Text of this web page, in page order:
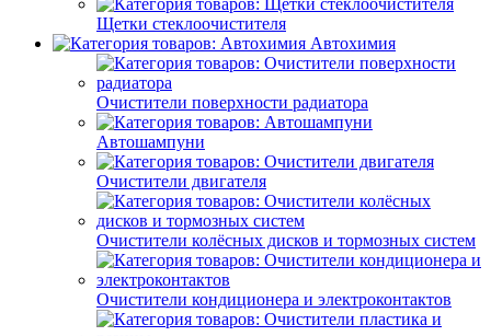
Щетки стеклоочистителя
Автохимия
Очистители поверхности радиатора
Автошампуни
Очистители двигателя
Очистители колёсных дисков и тормозных систем
Очистители кондиционера и электроконтактов